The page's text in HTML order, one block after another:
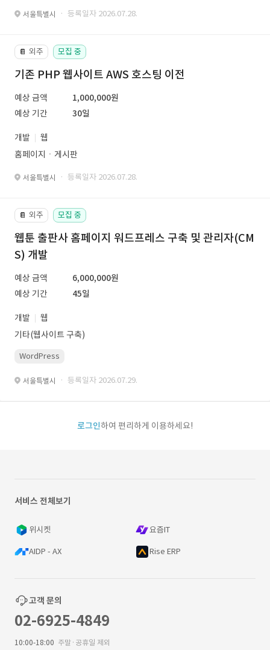
서울특별시 · 등록일자 2026.07.28.
📔 외주 모집 중
기존 PHP 웹사이트 AWS 호스팅 이전
예상 금액
1,000,000원
예상 기간
30일
개발
웹
홈페이지ㆍ게시판
서울특별시 · 등록일자 2026.07.28.
📔 외주 모집 중
웹툰 출판사 홈페이지 워드프레스 구축 및 관리자(CM
S) 개발
예상 금액
6,000,000원
예상 기간
45일
개발
웹
기타(웹사이트 구축)
WordPress
서울특별시 · 등록일자 2026.07.29.
로그인하여 편리하게 이용하세요!
서비스 전체보기
위시켓 요즘IT
AIDP - AX Rise ERP
고객 문의
02-6925-4849
10:00-18:00 주말·공휴일 제외